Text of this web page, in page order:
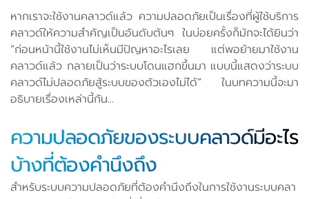
หากเราจะใช้งานคลาวด์แล้ว ความปลอดภัยเป็นเรื่องที่ผู้ใช้บริการ
คลาวด์ให้ความสำคัญเป็นอันดับต้นๆ ในบ่อยครั้งก็มักจะได้ยินว่า
“ก่อนหน้านี้ใช้งานไม่เห็นมีปัญหาอะไรเลย แต่พอย้ายมาใช้งาน
คลาวด์แล้ว กลายเป็นว่าระบบโดนแฮกขึ้นมา แบบนี้แสดงว่าระบบ
คลาวด์ไม่ปลอดภัยสู้ระบบของตัวเองไม่ได้” ในบทความนี้จะมา
อธิบายเรื่องเหล่านี้กัน...
ความปลอดภัยของระบบคลาวด์มีอะไร
บ้างที่ต้องคำนึงถึง
สำหรับระบบความปลอดภัยที่ต้องคำนึงถึงในการใช้งานระบบคลา